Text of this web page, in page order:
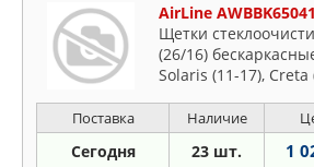
AirLine
Щетки
(26/16)
Solaris (11-17), Creta
Поставка Наличие
Сегодня 23 шт. 1